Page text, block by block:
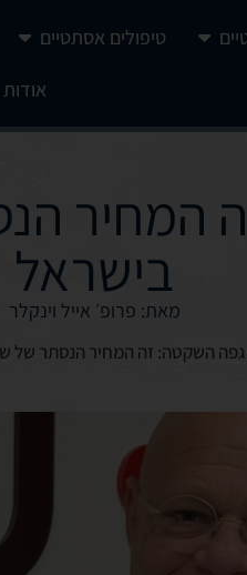
טיפולים אסתטיים
אודות
המחיר
בישראל
מאת: פרופ׳ אייל וינקלר
השקטה: זה המחיר הנסתר של